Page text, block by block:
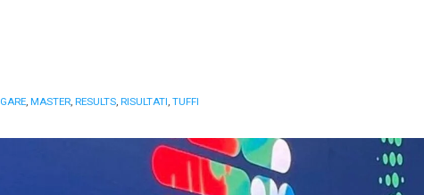
GARE MASTER RESULTS RISULTATI TUFFI